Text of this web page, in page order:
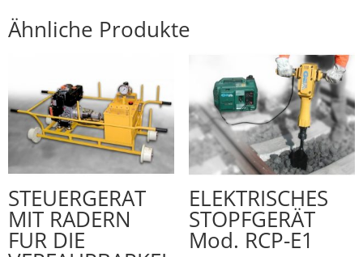
Ähnliche Produkte
STEUERGERAT
MIT RADERN
FUR DIE
ELEKTRISCHES
STOPFGERÄT
Mod. RCP-E1